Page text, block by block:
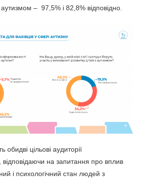
– 97,5% і 82,8% відповідно.
обидві цільові аудиторії
на запитання про вплив
і психологічний стан людей з